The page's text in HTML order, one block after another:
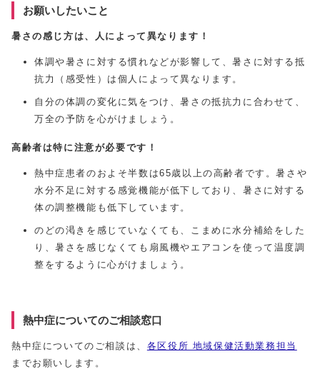
お願いしたいこと
暑さの感じ方は、人によって異なります！
体調や暑さに対する慣れなどが影響して、暑さに対する抵
抗力（感受性）は個人によって異なります。
自分の体調の変化に気をつけ、暑さの抵抗力に合わせて、
万全の予防を心がけましょう。
高齢者は特に注意が必要です！
熱中症患者のおよそ半数は65歳以上の高齢者です。暑さや
水分不足に対する感覚機能が低下しており、暑さに対する
体の調整機能も低下しています。
のどの渇きを感じていなくても、こまめに水分補給をした
り、暑さを感じなくても扇風機やエアコンを使って温度調
整をするように心がけましょう。
熱中症についてのご相談窓口
熱中症についてのご相談は、 各区役所 地域保健活動業務担当
までお願いします。